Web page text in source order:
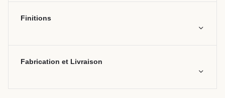
Finitions
Fabrication et Livraison